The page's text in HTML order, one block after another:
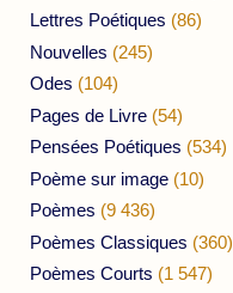
Lettres Poétiques (86)
Nouvelles (245)
Odes (104)
Pages de Livre (54)
Pensées Poétiques (534)
Poème sur image (10)
Poèmes (9 436)
Poèmes Classiques (360)
Poèmes Courts (1 547)